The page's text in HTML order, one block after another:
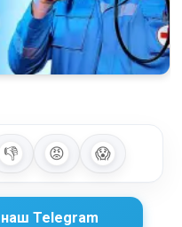
👎 😡 😱
Telegram